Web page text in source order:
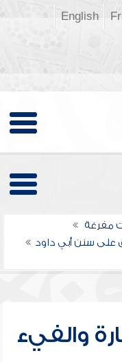
English
مفرغة
على سنن أبي داود
والفيء